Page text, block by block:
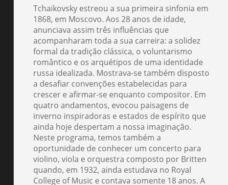
Tchaikovsky estreou a sua primeira sinfonia em
1868, em Moscovo. Aos 28 anos de idade,
anunciava assim três influências que
acompanharam toda a sua carreira: a solidez
formal da tradição clássica, o voluntarismo
romântico e os arquétipos de uma identidade
russa idealizada. Mostrava-se também disposto
a desafiar convenções estabelecidas para
crescer e afirmar-se enquanto compositor. Em
quatro andamentos, evocou paisagens de
inverno inspiradoras e estados de espírito que
ainda hoje despertam a nossa imaginação.
Neste programa, temos também a
oportunidade de conhecer um concerto para
violino, viola e orquestra composto por Britten
quando, em 1932, ainda estudava no Royal
College of Music e contava somente 18 anos. A